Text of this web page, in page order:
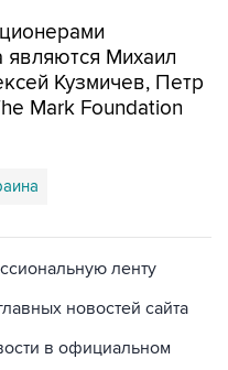
являются Михаил
Кузмичев, Петр
Mark Foundation
ленту
новостей сайта
в официальном